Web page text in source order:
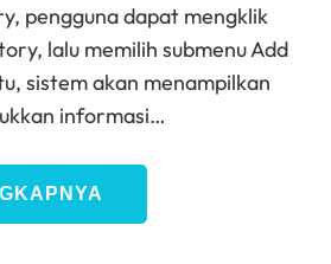
pengguna dapat mengklik
lalu memilih submenu Add
sistem akan menampilkan
informasi…